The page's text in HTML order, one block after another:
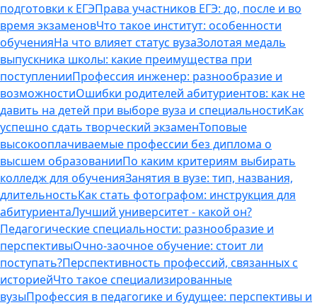
подготовки к ЕГЭПрава участников ЕГЭ: до, после и во
время экзаменовЧто такое институт: особенности
обученияНа что влияет статус вузаЗолотая медаль
выпускника школы: какие преимущества при
поступленииПрофессия инженер: разнообразие и
возможностиОшибки родителей абитуриентов: как не
давить на детей при выборе вуза и специальностиКак
успешно сдать творческий экзаменТоповые
высокооплачиваемые профессии без диплома о
высшем образованииПо каким критериям выбирать
колледж для обученияЗанятия в вузе: тип, названия,
длительностьКак стать фотографом: инструкция для
абитуриентаЛучший университет - какой он?
Педагогические специальности: разнообразие и
перспективыОчно-заочное обучение: стоит ли
поступать?Перспективность профессий, связанных с
историейЧто такое специализированные
вузыПрофессия в педагогике и будущее: перспективы и